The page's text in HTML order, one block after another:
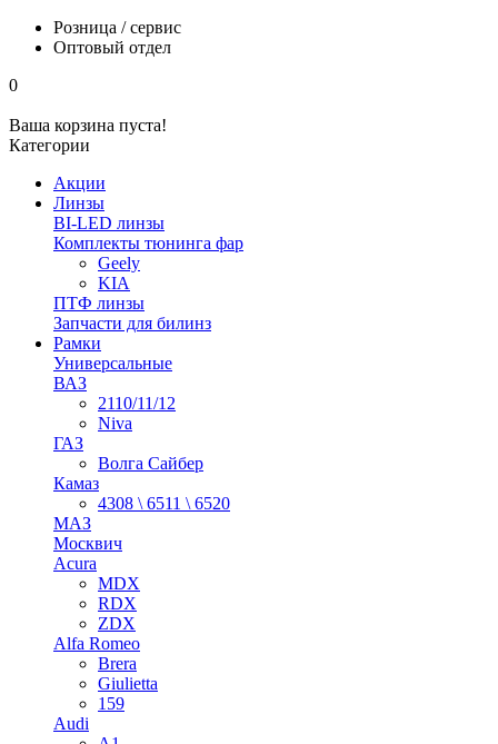
Розница / сервис
Оптовый отдел
0
Ваша корзина пуста!
Категории
Акции
Линзы
BI-LED линзы
Комплекты тюнинга фар
Geely
KIA
ПТФ линзы
Запчасти для билинз
Рамки
Универсальные
ВАЗ
2110/11/12
Niva
ГАЗ
Волга Сайбер
Камаз
4308 \ 6511 \ 6520
МАЗ
Москвич
Acura
MDX
RDX
ZDX
Alfa Romeo
Brera
Giulietta
159
Audi